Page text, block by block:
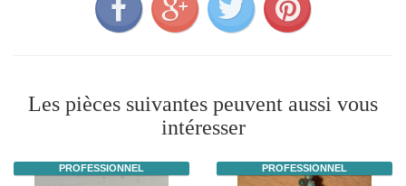
Les pièces suivantes peuvent aussi vous
intéresser
PROFESSIONNEL PROFESSIONNEL